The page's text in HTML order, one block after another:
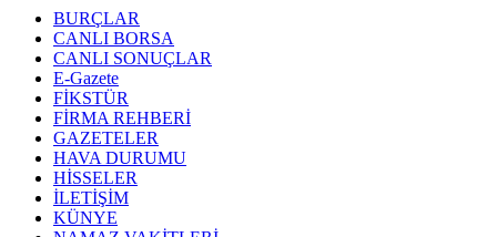
BURÇLAR
CANLI BORSA
CANLI SONUÇLAR
E-Gazete
FİKSTÜR
FİRMA REHBERİ
GAZETELER
HAVA DURUMU
HİSSELER
İLETİŞİM
KÜNYE